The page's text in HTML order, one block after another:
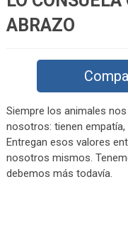
ABRAZO
Siempre los animales
nosotros: tienen
Entregan esos valores
nosotros mismos.
debemos más todavía.